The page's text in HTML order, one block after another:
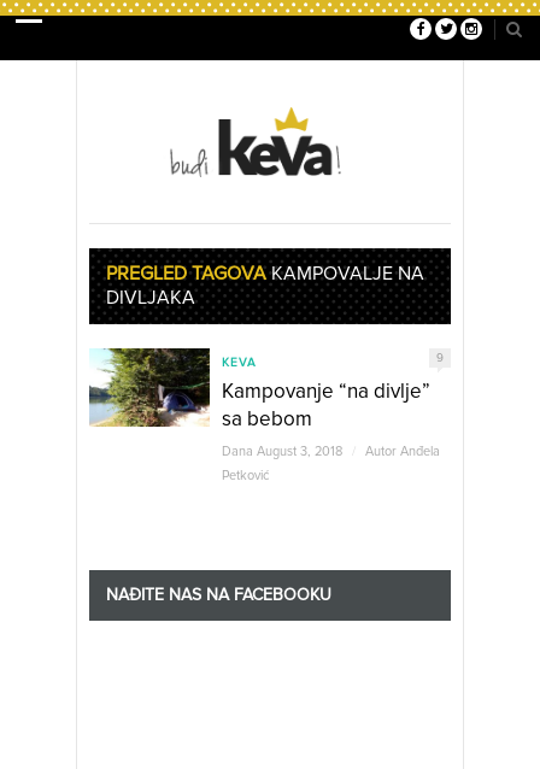
PREGLED TAGOVAKAMPOVALJE NA
DIVLJAKA
KEVA 9
Kampovanje “na divlje”
sa bebom
Dana August 3, 2018 Autor Anđela
Petković
NAĐITE NAS NA FACEBOOKU